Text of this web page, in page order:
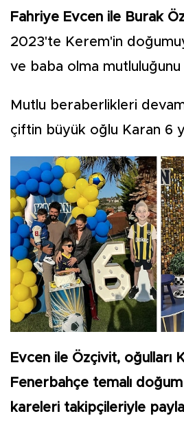
Fahriye Evcen ile Burak
2023'te Kerem'in
ve baba olma mutluluğunu
Mutlu beraberlikleri
çiftin büyük oğlu Karan 6
Evcen ile Özçivit, oğulları
Fenerbahçe temalı
kareleri takipçileriyle